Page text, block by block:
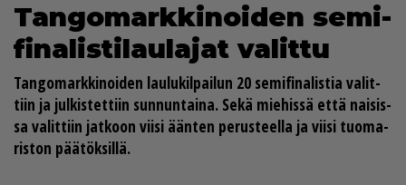
Tan­go­mark­ki­noi­den se­mi­
fi­na­lis­ti­lau­la­jat va­lit­tu
Tan­go­mark­ki­noi­den lau­lu­kil­pai­lun 20 se­mi­fi­na­lis­tia va­lit­
tiin ja jul­kis­tet­tiin sun­nun­tai­na. Sekä mie­his­sä et­tä nai­sis­
sa va­lit­tiin jat­koon vii­si ään­ten pe­rus­teel­la ja vii­si tuo­ma­
ris­ton pää­tök­sil­lä.